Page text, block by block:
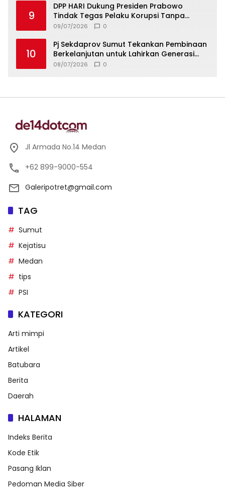
9
DPP HARI Dukung Presiden Prabowo
Tindak Tegas Pelaku Korupsi Tanpa
Tebang Pilih
09/07/2026 0
10
Pj Sekdaprov Sumut Tekankan Pembinaan
Berkelanjutan untuk Lahirkan Generasi
Qurani Berkarakter
08/07/2026 0
Jl Armada No.14 Medan
+62 899-9000-554
Galeripotret@gmail.com
TAG
Sumut
Kejatisu
Medan
tips
PSI
KATEGORI
Arti mimpi
Artikel
Batubara
Berita
Daerah
HALAMAN
Indeks Berita
Kode Etik
Pasang Iklan
Pedoman Media Siber